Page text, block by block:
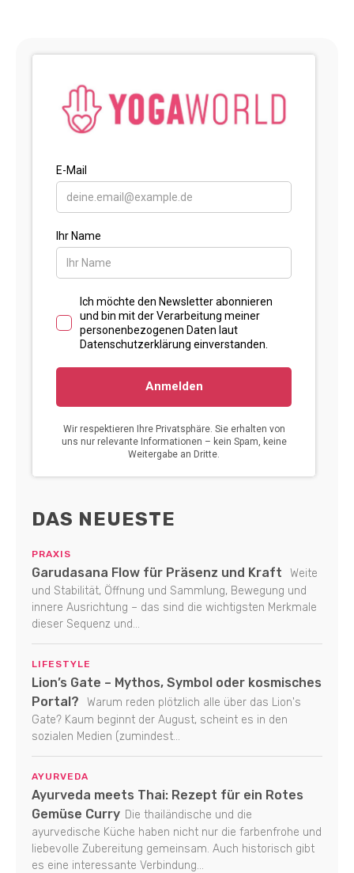
DAS NEUESTE
PRAXIS
Garudasana Flow für Präsenz und Kraft
Weite
und Stabilität, Öffnung und Sammlung, Bewegung und
innere Ausrichtung – das sind die wichtigsten Merkmale
dieser Sequenz und...
LIFESTYLE
Lion’s Gate – Mythos, Symbol oder kosmisches
Portal?
Warum reden plötzlich alle über das Lion's
Gate? Kaum beginnt der August, scheint es in den
sozialen Medien (zumindest...
AYURVEDA
Ayurveda meets Thai: Rezept für ein Rotes
Gemüse Curry Die thailändische und die
ayurvedische Küche haben nicht nur die farbenfrohe und
liebevolle Zubereitung gemeinsam. Auch historisch gibt
es eine interessante Verbindung...